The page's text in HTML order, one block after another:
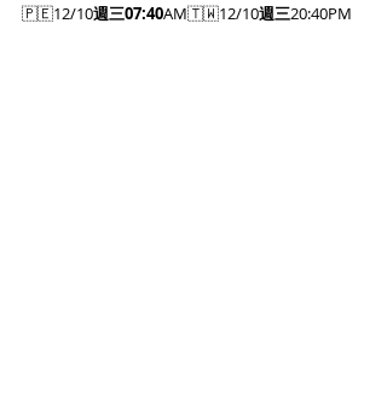
🇵🇪12/10週三07:40AM🇹🇼12/10週三20:40PM